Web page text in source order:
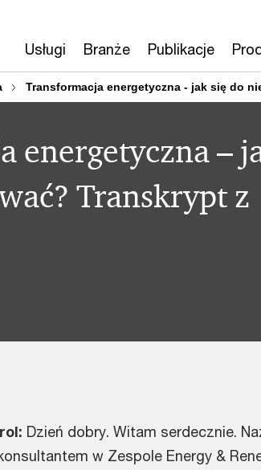
Usługi Branże Publikacje
Transformacja energetyczna - jak się do
energetyczna –
Transkrypt z
Dzień dobry. Witam serdecznie.
w Zespole Energy &